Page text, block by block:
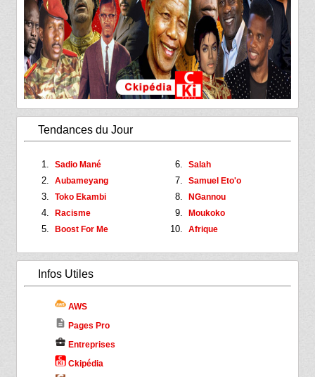
Tendances du Jour
Sadio Mané
Aubameyang
Toko Ekambi
Racisme
Boost For Me
Salah
Samuel Eto'o
NGannou
Moukoko
Afrique
Infos Utiles
AWS
description Pages Pro
business_center Entreprises
Ckipédia